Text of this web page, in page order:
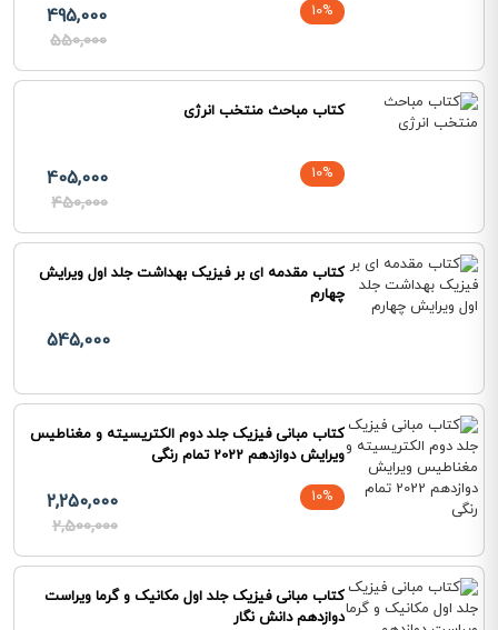
10%
495,000
550,000
کتاب مباحث منتخب انرژی
10%
405,000
450,000
کتاب مقدمه ای بر فیزیک بهداشت جلد اول ویرایش
چهارم
545,000
کتاب مبانی فیزیک جلد دوم الکتریسیته و مغناطیس
ویرایش دوازدهم 2022 تمام رنگی
10%
2,250,000
2,500,000
کتاب مبانی فیزیک جلد اول مکانیک و گرما ویراست
دوازدهم دانش نگار